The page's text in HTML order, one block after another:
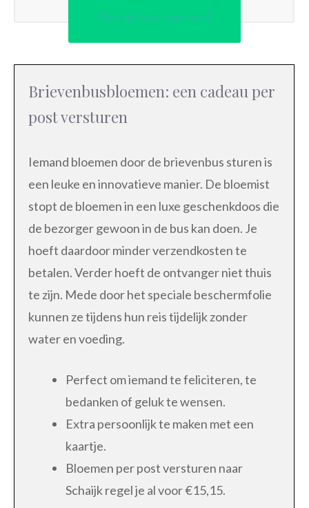
Bekijk het aanbod
Brievenbusbloemen: een cadeau per
post versturen
Iemand bloemen door de brievenbus sturen is
een leuke en innovatieve manier. De bloemist
stopt de bloemen in een luxe geschenkdoos die
de bezorger gewoon in de bus kan doen. Je
hoeft daardoor minder verzendkosten te
betalen. Verder hoeft de ontvanger niet thuis
te zijn. Mede door het speciale beschermfolie
kunnen ze tijdens hun reis tijdelijk zonder
water en voeding.
Perfect om iemand te feliciteren, te
bedanken of geluk te wensen.
Extra persoonlijk te maken met een
kaartje.
Bloemen per post versturen naar
Schaijk regel je al voor €15,15.